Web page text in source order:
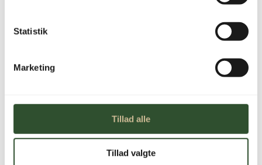
Statistik
Marketing
Tillad alle
Tillad valgte